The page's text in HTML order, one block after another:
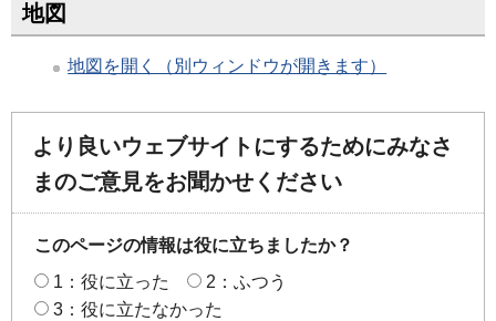
地図
地図を開く（別ウィンドウが開きます）
より良いウェブサイトにするためにみなさ
まのご意見をお聞かせください
このページの情報は役に立ちましたか？
1：役に立った
2：ふつう
3：役に立たなかった